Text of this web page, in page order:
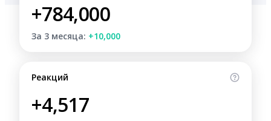
+784,000
За 3 месяца: +10,000
Реакций
+4,517